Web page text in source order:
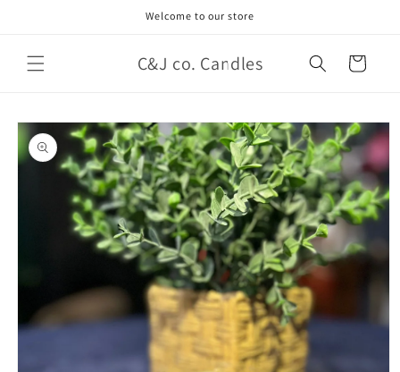
Welcome to our store
C&J co. Candles Carrito
directamente
a la
información
del producto